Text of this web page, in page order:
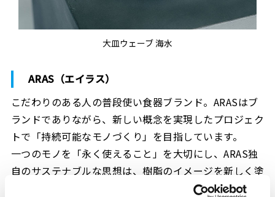
大皿ウェーブ 海水
ARAS（エイラス）
こだわりのある人の普段使い食器ブランド。ARASはブ
ランドでありながら、新しい概念を実現したプロジェク
トで「持続可能なモノづくり」を目指しています。
一つのモノを「永く使えること」を大切にし、ARAS独
自のサステナブルな思想は、樹脂のイメージを新しく塗
り替えるだけには留まらず、人々のライフスタイルや価